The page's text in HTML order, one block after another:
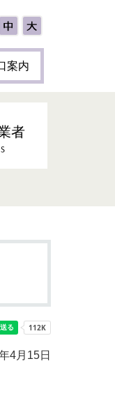
案内
者
4月15日